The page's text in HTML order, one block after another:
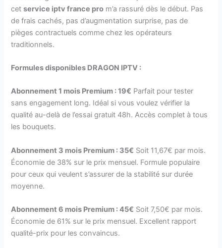
cetservice iptv france pro m’a rassuré dès le début. Pas
de frais cachés, pas d’augmentation surprise, pas de
pièges contractuels comme chez les opérateurs
traditionnels.
Formules disponibles DRAGON IPTV :
Abonnement 1 mois Premium : 19€ Parfait pour tester
sans engagement long. Idéal si vous voulez vérifier la
qualité au-delà de l’essai gratuit 48h. Accès complet à tous
les bouquets.
Abonnement 3 mois Premium : 35€ Soit 11,67€ par mois.
Économie de 38% sur le prix mensuel. Formule populaire
pour ceux qui veulent s’assurer de la stabilité sur durée
moyenne.
Abonnement 6 mois Premium : 45€ Soit 7,50€ par mois.
Économie de 61% sur le prix mensuel. Excellent rapport
qualité-prix pour les convaincus.